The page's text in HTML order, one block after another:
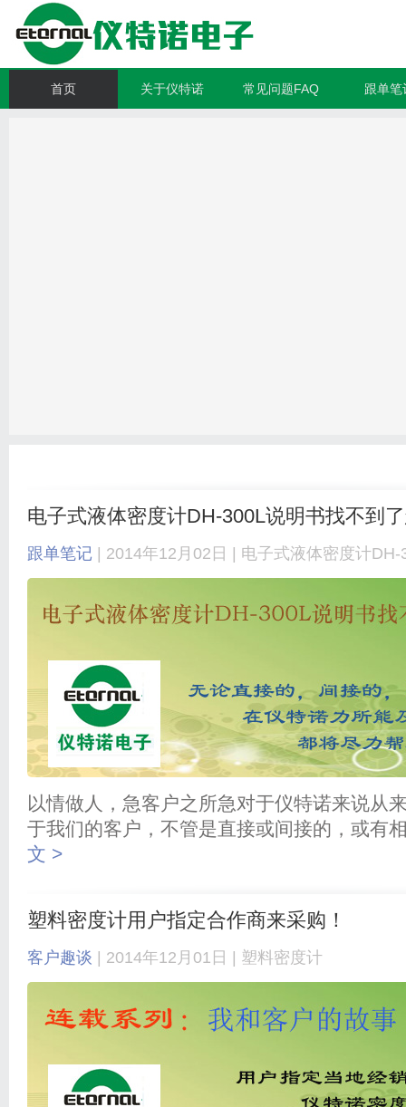
首页 关于仪特诺 常见问题FAQ 跟单笔
电子式液体密度计DH-300L说明书找不到
跟单笔记 | 2014年12月02日 | 电子式液体密度计DH-
以情做人，急客户之所急对于仪特诺来说从
于我们的客户，不管是直接或间接的，或有
文 >
塑料密度计用户指定合作商来采购！
客户趣谈 | 2014年12月01日 | 塑料密度计